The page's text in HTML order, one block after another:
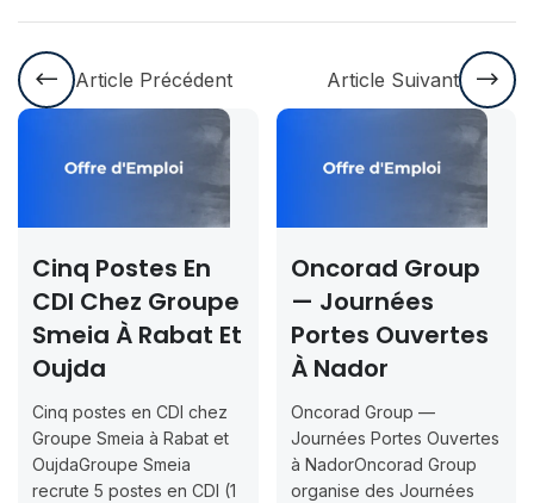
Article Précédent Article Suivant
Cinq Postes En
CDI Chez Groupe
Smeia À Rabat Et
Oujda
Cinq postes en CDI chez
Groupe Smeia à Rabat et
OujdaGroupe Smeia
recrute 5 postes en CDI (1
Oncorad Group
— Journées
Portes Ouvertes
À Nador
Oncorad Group —
Journées Portes Ouvertes
à NadorOncorad Group
organise des Journées